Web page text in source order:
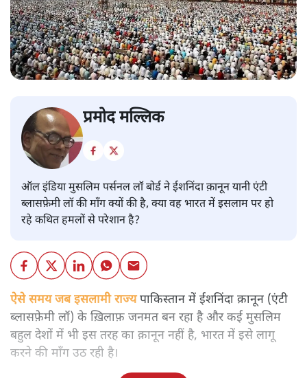
प्रमोद मल्लिक
ऑल इंडिया मुसलिम पर्सनल लॉ बोर्ड ने ईशनिंदा क़ानून यानी एंटी
ब्लासफ़ेमी लॉ की माँग क्यों की है, क्या वह भारत में इसलाम पर हो
रहे कथित हमलों से परेशान है?
ऐसे समय जब इसलामी राज्यपाकिस्तान में ईशनिंदा क़ानून (एंटी
ब्लासफ़ेमी लॉ) के ख़िलाफ़ जनमत बन रहा है और कई मुसलिम
बहुल देशों में भी इस तरह का क़ानून नहीं है, भारत में इसे लागू
करने की माँग उठ रही है।